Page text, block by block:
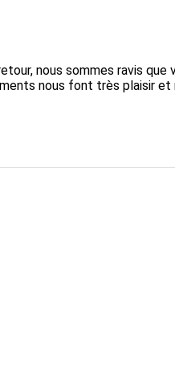
nous sommes ravis
nous font très plaisir